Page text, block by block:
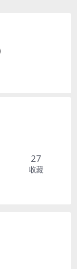
27
收藏